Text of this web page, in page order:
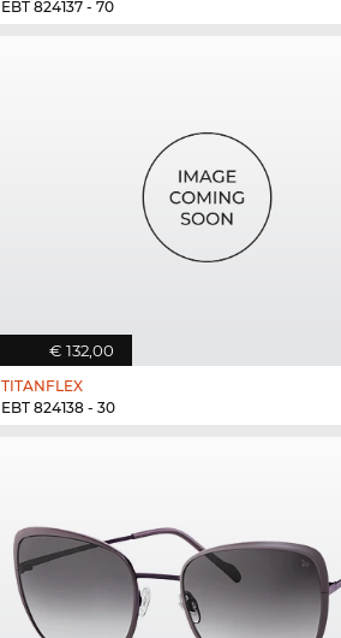
EBT 824137 - 70
€ 132,00
TITANFLEX
EBT 824138 - 30